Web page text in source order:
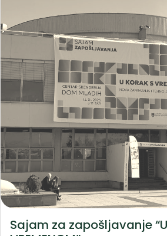
Sajam za zapošljavanje “U